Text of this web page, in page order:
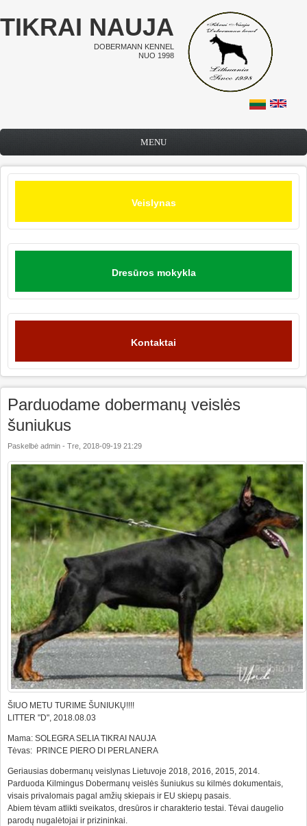
Pereiti į pagrindinį turinį
TIKRAI NAUJA
DOBERMANN KENNEL
NUO 1998
MENU
Veislynas
Dresūros mokykla
Kontaktai
Parduodame dobermanų veislės
šuniukus
Paskelbė admin - Tre, 2018-09-19 21:29
ŠIUO METU TURIME ŠUNIUKŲ!!!!
LITTER "D", 2018.08.03
Mama: SOLEGRA SELIA TIKRAI NAUJA
Tėvas: PRINCE PIERO DI PERLANERA
Geriausias dobermanų veislynas Lietuvoje 2018, 2016, 2015, 2014.
Parduoda Kilmingus Dobermanų veislės šuniukus su kilmės dokumentais,
visais privalomais pagal amžių skiepais ir EU skiepų pasais.
Abiem tėvam atlikti sveikatos, dresūros ir charakterio testai. Tėvai daugelio
parodų nugalėtojai ir prizininkai.